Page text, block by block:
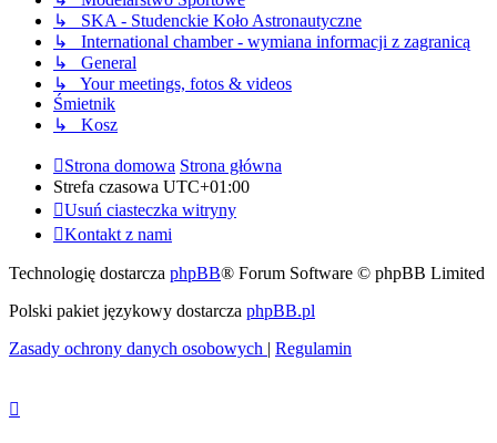
↳ SKA - Studenckie Koło Astronautyczne
↳ International chamber - wymiana informacji z zagranicą
↳ General
↳ Your meetings, fotos & videos
Śmietnik
↳ Kosz
Strona domowa Strona główna
Strefa czasowa UTC+01:00
Usuń ciasteczka witryny
Kontakt z nami
Technologię dostarcza phpBB® Forum Software © phpBB Limited
Polski pakiet językowy dostarcza phpBB.pl
Zasady ochrony danych osobowych | Regulamin